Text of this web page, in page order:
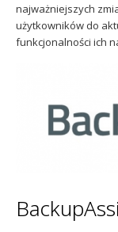
Sophos
Polityka
najważniejszych
użytkowników do
funkcjonalności ich